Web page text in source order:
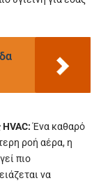
Ένα καθαρό
ροή αέρα, η
πιο
να